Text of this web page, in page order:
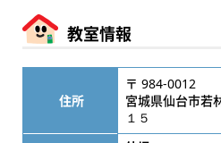
教室情報
住所
〒 984-0012
宮城県仙台市若
１５